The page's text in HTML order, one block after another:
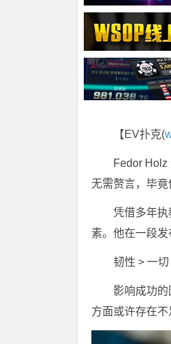
【EV扑克(
Fedor
无需赘言，毕竟
凭借多年
素。他在一段发
韧性 > 一切
影响成功
方面或许存在不